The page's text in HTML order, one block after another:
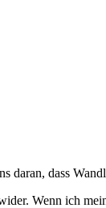
dass
Wenn ich